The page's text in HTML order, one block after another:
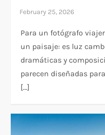
Para un fotógrafo
un paisaje: es luz
dramáticas y
parecen diseñadas
[…]